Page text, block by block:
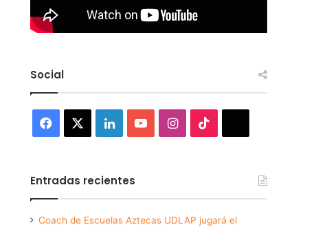
Social
Facebook LinkedInYouTubeInstagram
Entradas recientes
Coach de Escuelas Aztecas UDLAP jugará el